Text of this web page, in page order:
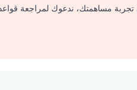
تجربة مساهمتك، ندعوك لمراجعة